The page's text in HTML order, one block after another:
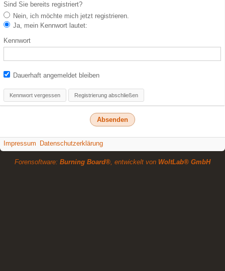
Sind Sie bereits registriert?
Nein, ich möchte mich jetzt registrieren.
Ja, mein Kennwort lautet:
Kennwort
Dauerhaft angemeldet bleiben
Kennwort vergessen Registrierung abschließen
Impressum Datenschutzerklärung
Forensoftware: Burning Board®, entwickelt von WoltLab® GmbH